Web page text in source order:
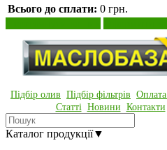
Всього до сплати: 0 грн.
Підбір олив Підбір фільтрів Оплата
Статті Новини Контакти
Каталог продукції▼